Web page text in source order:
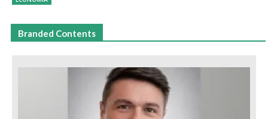
Branded Contents